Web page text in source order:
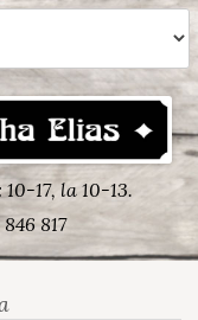
17, la 10-13.
817